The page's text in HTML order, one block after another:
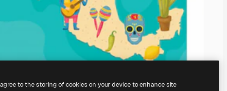
to the storing of cookies on your device to enhance site